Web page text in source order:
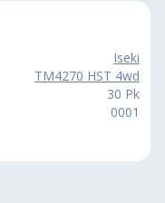
Iseki
TM4270 HST 4wd
30 Pk
0001